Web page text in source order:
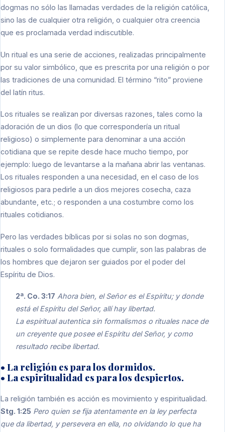
dogmas no sólo las llamadas verdades de la religión católica,
sino las de cualquier otra religión, o cualquier otra creencia
que es proclamada verdad indiscutible.
Un ritual es una serie de acciones, realizadas principalmente
por su valor simbólico, que es prescrita por una religión o por
las tradiciones de una comunidad. El término “rito” proviene
del latín ritus.
Los rituales se realizan por diversas razones, tales como la
adoración de un dios (lo que correspondería un ritual
religioso) o simplemente para denominar a una acción
cotidiana que se repite desde hace mucho tiempo, por
ejemplo: luego de levantarse a la mañana abrir las ventanas.
Los rituales responden a una necesidad, en el caso de los
religiosos para pedirle a un dios mejores cosecha, caza
abundante, etc.; o responden a una costumbre como los
rituales cotidianos.
Pero las verdades bíblicas por si solas no son dogmas,
rituales o solo formalidades que cumplir, son las palabras de
los hombres que dejaron ser guiados por el poder del
Espíritu de Dios.
2ª. Co. 3:17 Ahora bien, el Señor es el Espíritu; y donde
está el Espíritu del Señor, allí hay libertad.
La espiritual autentica sin formalismos o rituales nace de
un creyente que posee el Espíritu del Señor, y como
resultado recibe libertad.
• La religión es para los dormidos.
• La espiritualidad es para los despiertos.
La religión también es acción es movimiento y espiritualidad.
Stg. 1:25 Pero quien se fija atentamente en la ley perfecta
que da libertad, y persevera en ella, no olvidando lo que ha